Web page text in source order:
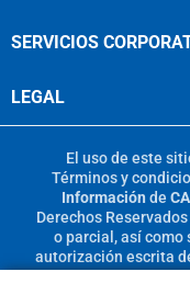
SERVICIOS
LEGAL
El uso de este
Términos y
Información de
Derechos
o parcial, así como
autorización escrita